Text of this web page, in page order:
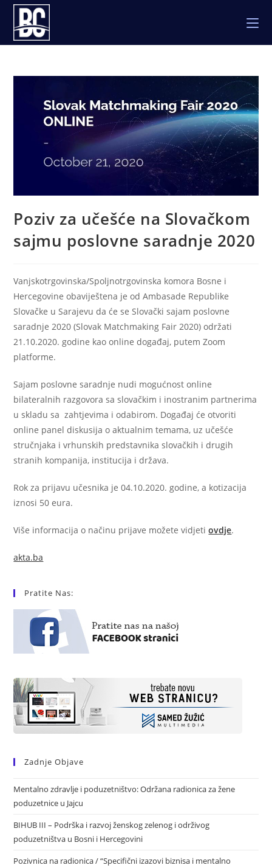
Skip
content
Poziv za učešće na Slovačkom
sajmu poslovne saradnje 2020
Vanjskotrgovinska/Spoljnotrgovinska komora Bosne i
Hercegovine obaviještena je od Ambasade Republike
Slovačke u Sarajevu da će se Slovački sajam poslovne
saradnje 2020 (Slovak Matchmaking Fair 2020) održati
21.10.2020. godine kao online događaj, putem Zoom
platforme.
Sajam poslovne saradnje nudi mogućnost online
bilateralnih razgovora sa slovačkim i inostranim partnerima
u skladu sa zahtjevima i odabirom. Događaj će otvoriti
online panel diskusija o aktualnim temama, uz učešće
stručnjaka i vrhunskih predstavnika slovačkih i drugih
stranih kompanija, institucija i država.
Rok za prijavu učesnika je 04.10.2020. godine, a kotizacija
iznosi 50 eura.
Više informacija o načinu prijave možete vidjetiovdje.
akta.ba
Pratite Nas:
Zadnje Objave
Mentalno zdravlje i poduzetništvo: Održana radionica za žene
poduzetnice u Jajcu
BIHUB III – Podrška i razvoj ženskog zelenog i održivog
poduzetništva u Bosni i Hercegovini
Pozivnica na radionica / “Specifični izazovi biznisa i mentalno